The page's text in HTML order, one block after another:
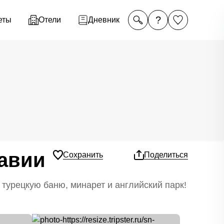
Отели Дневник ?
Сохранить Поделиться
баню, минарет и английский парк!